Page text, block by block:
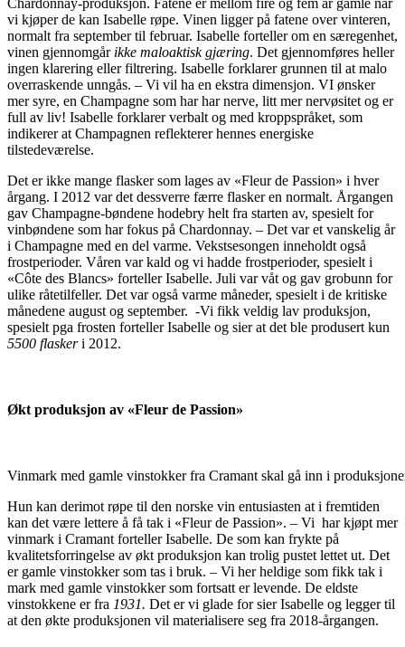
vi kjøper de kan Isabelle røpe. Vinen ligger på fatene over vinteren,
normalt fra september til februar. Isabelle forteller om en særegenhet,
vinen gjennomgår ikke maloaktisk gjæring. Det gjennomføres heller
ingen klarering eller filtrering. Isabelle forklarer grunnen til at malo
overraskende unngås. – Vi vil ha en ekstra dimensjon. VI ønsker
mer syre, en Champagne som har har nerve, litt mer nervøsitet og er
full av liv! Isabelle forklarer verbalt og med kroppspråket, som
indikerer at Champagnen reflekterer hennes energiske
tilstedeværelse.
Det er ikke mange flasker som lages av «Fleur de Passion» i hver
årgang. I 2012 var det dessverre færre flasker en normalt. Årgangen
gav Champagne-bøndene hodebry helt fra starten av, spesielt for
vinbøndene som har fokus på Chardonnay. – Det var et vanskelig år
i Champagne med en del varme. Vekstsesongen inneholdt også
frostperioder. Våren var kald og vi hadde frostperioder, spesielt i
«Côte des Blancs» forteller Isabelle. Juli var våt og gav grobunn for
ulike råtetilfeller. Det var også varme måneder, spesielt i de kritiske
månedene august og september. -Vi fikk veldig lav produksjon,
spesielt pga frosten forteller Isabelle og sier at det ble produsert kun
5500 flaskeri 2012.
Økt produksjon av «Fleur de Passion»
Vinmark med gamle vinstokker fra Cramant skal gå inn i
Hun kan derimot røpe til den norske vin entusiasten at i fremtiden
kan det være lettere å få tak i «Fleur de Passion». – Vi har kjøpt mer
vinmark i Cramant forteller Isabelle. De som kan frykte på
kvalitetsforringelse av økt produksjon kan trolig pustet lettet ut. Det
er gamle vinstokker som tas i bruk. – Vi her heldige som fikk tak i
mark med gamle vinstokker som fortsatt er levende. De eldste
vinstokkene er fra 1931. Det er vi glade for sier Isabelle og legger til
at den økte produksjonen vil materialisere seg fra 2018-årgangen.